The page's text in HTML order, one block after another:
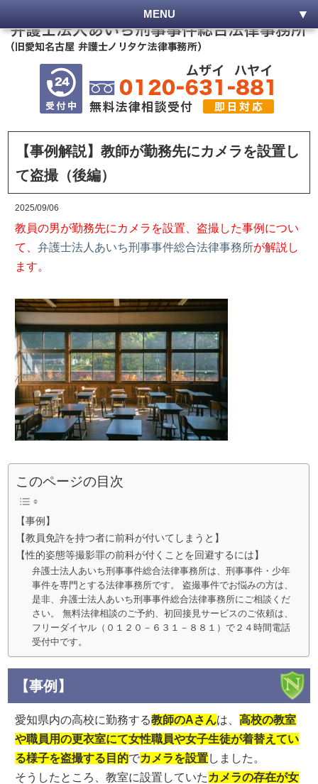
MENU
【事例解説】教師が勤務先にカメラを設置し
て盗撮（後編）
2025/09/06
教員の男が勤務先にカメラを設置、盗撮した事例につい
て、弁護士法人あいち刑事事件総合法律事務所が解説し
ます。
このページの目次
【事例】
【教員免許を持つ者に前科が付いてしまうと】
【性的姿態等撮影罪の前科が付くことを回避するには】
弁護士法人あいち刑事事件総合法律事務所は、刑事事件・少年
事件を専門とする法律事務所です。 盗撮事件でお悩みの方は、
是非、弁護士法人あいち刑事事件総合法律事務所にご相談くだ
さい。 無料法律相談のご予約、初回接見サービスのご依頼は、
フリーダイヤル（０１２０－６３１－８８１）で２４時間電話
受付中です。
【事例】
愛知県内の高校に勤務する教師のAさんは、高校の教室
や職員用の更衣室にて女性職員や女子生徒が着替えてい
る様子を盗撮する目的でカメラを設置しました。
そうしたところ、教室に設置していた カメラの存在が女